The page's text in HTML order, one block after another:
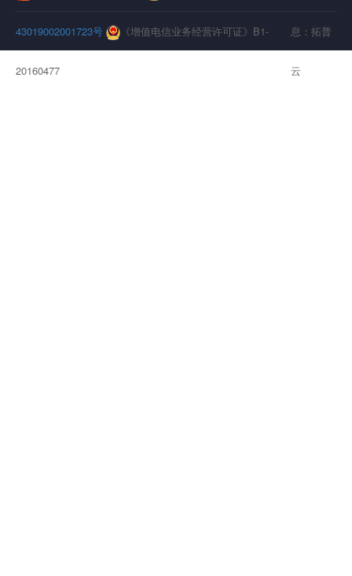
43019002001723号 《增值电信业务经营许可证》B1-
20160477
息：拓普
云